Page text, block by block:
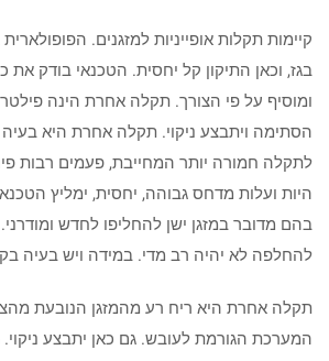
קיימות תקלות אופייניות למזגנים.
בגז, וכאן התיקון קל יחסית. הטכנאי בודק
ומוסיף על פי הצורך. תקלה אחרת הינה
הסתימה ויתבצע ניקוי. תקלה אחרת היא
לתקלה חמורה יותר המחייבת, פעמים רבות
היות ועלות מדחס גבוהה, יחסית, ימליץ
בהם מדובר במזגן ישן להחליפו לחדש
להחלפה לא יהיה רב מדי. במידה ויש בעיה
תקלה אחרת היא ריח רע מהמזגן הנובעת
המערכת הגורמת לעובש. גם כאן יתבצע